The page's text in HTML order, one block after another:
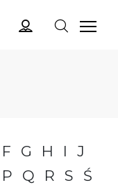
F G H I
J
P Q R S
Ś